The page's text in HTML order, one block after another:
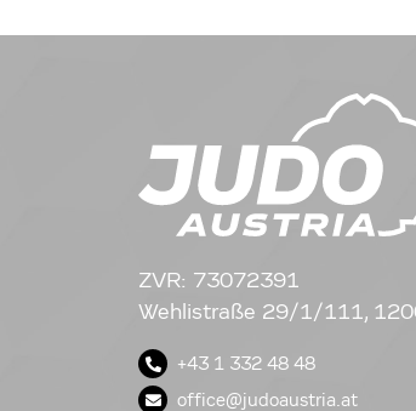
ZVR: 73072391
Wehlistraße 29/1/111,
+43 1 332 48 48
office@judoaustria.at